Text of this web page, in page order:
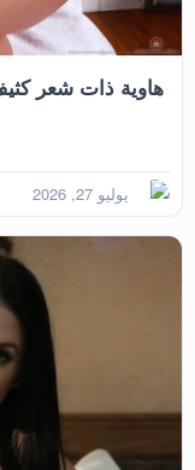
هاوية ذات شعر
يوليو 27, 2026